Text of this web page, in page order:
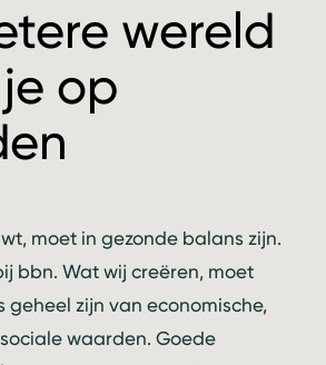
wereld
op
moet in gezonde balans zijn.
bbn. Wat wij creëren, moet
geheel zijn van economische,
waarden. Goede